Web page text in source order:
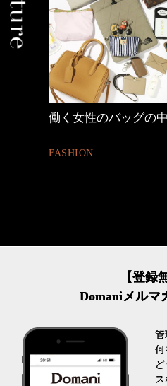
40代の小顔メイク
BEAUTY
【登録
Domaniメルマ
管
何